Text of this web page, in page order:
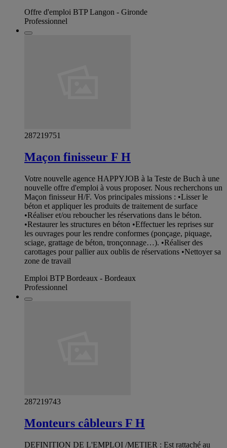
Offre d'emploi BTP Langon - Gironde
Professionnel
287219751
Maçon finisseur F H
Votre nouvelle agence HAPPYJOB à la Teste de Buch à une
nouvelle offre d'emploi à vous proposer. Nous recherchons un
Maçon finisseur H/F. Vos principales missions : •Lisser le
béton et appliquer les produits de traitement de surface
•Réaliser et/ou reboucher les réservations dans le béton.
•Restaurer les structures en béton •Effectuer les reprises sur
les ouvrages pour les rendre conformes (ponçage, piquage,
sciage, grattage de béton, tronçonnage…). •Réaliser des
carottages pour pallier aux oublis de réservations •Nettoyer sa
zone de travail
Emploi BTP Bordeaux - Bordeaux
Professionnel
287219743
Monteurs câbleurs F H
DEFINITION DE L'EMPLOI /METIER : Est rattaché au